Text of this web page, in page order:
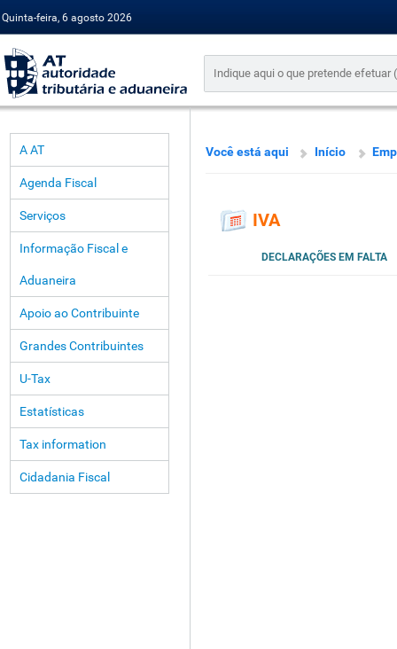
Quinta-feira, 6 agosto 2026
A AT
Agenda Fiscal
Serviços
Informação Fiscal e
Aduaneira
Apoio ao Contribuinte
Grandes Contribuintes
U-Tax
Estatísticas
Tax information
Cidadania Fiscal
Você está aqui Início
IVA
DECLARAÇÕES EM FALTA